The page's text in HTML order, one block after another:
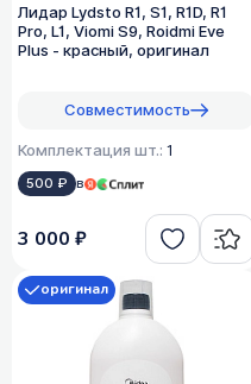
Лидар Lydsto R1, S1, R1D, R1
Pro, L1, Viomi S9, Roidmi Eve
Plus - красный, оригинал
Совместимость
Комплектация шт.: 1
500 ₽ в
3 000 ₽
оригинал